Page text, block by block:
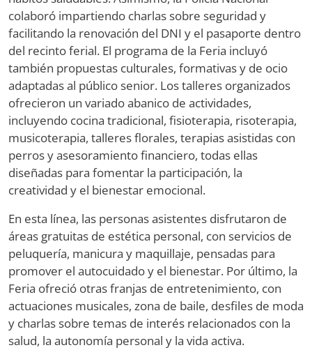
colaboró impartiendo charlas sobre seguridad y
facilitando la renovación del DNI y el pasaporte dentro
del recinto ferial. El programa de la Feria incluyó
también propuestas culturales, formativas y de ocio
adaptadas al público senior. Los talleres organizados
ofrecieron un variado abanico de actividades,
incluyendo cocina tradicional, fisioterapia, risoterapia,
musicoterapia, talleres florales, terapias asistidas con
perros y asesoramiento financiero, todas ellas
diseñadas para fomentar la participación, la
creatividad y el bienestar emocional.
En esta línea, las personas asistentes disfrutaron de
áreas gratuitas de estética personal, con servicios de
peluquería, manicura y maquillaje, pensadas para
promover el autocuidado y el bienestar. Por último, la
Feria ofreció otras franjas de entretenimiento, con
actuaciones musicales, zona de baile, desfiles de moda
y charlas sobre temas de interés relacionados con la
salud, la autonomía personal y la vida activa.